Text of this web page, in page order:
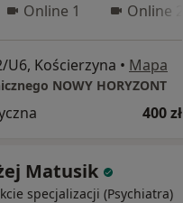
Online 1 Online 2
U6, Kościerzyna • Mapa
NOWY HORYZONT
400 zł
Matusik
specjalizacji (Psychiatra)